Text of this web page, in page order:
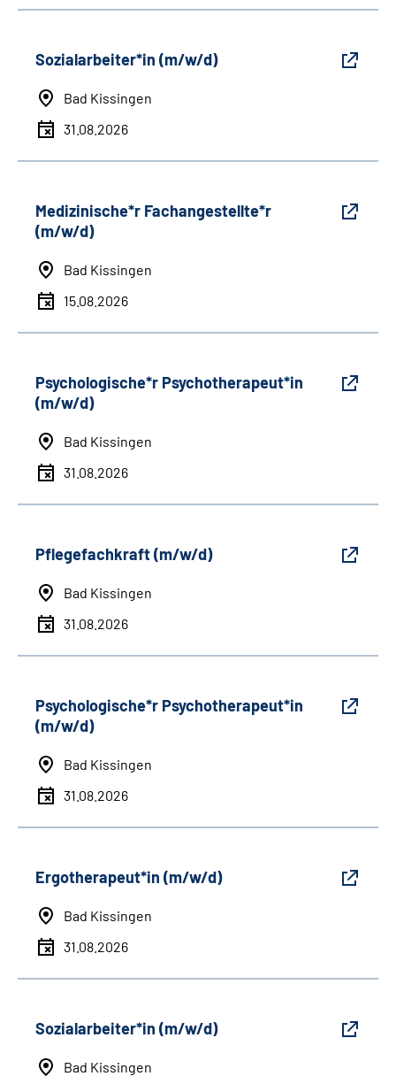
Sozialarbeiter*in (m/w/d)
Bad Kissingen
31.08.2026
Medizinische*r Fachangestellte*r
(m/w/d)
Bad Kissingen
15.08.2026
Psychologische*r Psychotherapeut*in
(m/w/d)
Bad Kissingen
31.08.2026
Pflegefachkraft (m/w/d)
Bad Kissingen
31.08.2026
Psychologische*r Psychotherapeut*in
(m/w/d)
Bad Kissingen
31.08.2026
Ergotherapeut*in (m/w/d)
Bad Kissingen
31.08.2026
Sozialarbeiter*in (m/w/d)
Bad Kissingen